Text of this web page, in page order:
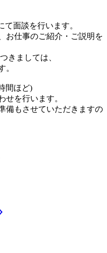
面談を行います。
お仕事のご紹介・ご説明を
きましては、
。
間ほど)
を行います。
備もさせていただきますの